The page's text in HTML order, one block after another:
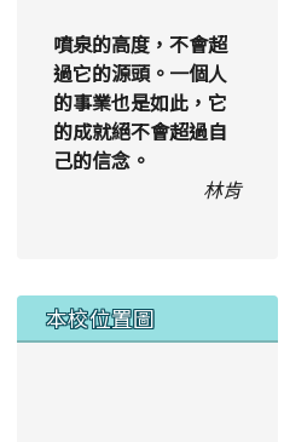
噴泉的高度，不會超
過它的源頭。一個人
的事業也是如此，它
的成就絕不會超過自
己的信念。
林肯
本校位置圖